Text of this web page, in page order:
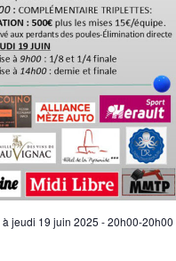
à jeudi 19 juin 2025 - 20h00-20h00